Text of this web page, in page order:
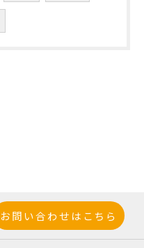
お問い合わせはこちら